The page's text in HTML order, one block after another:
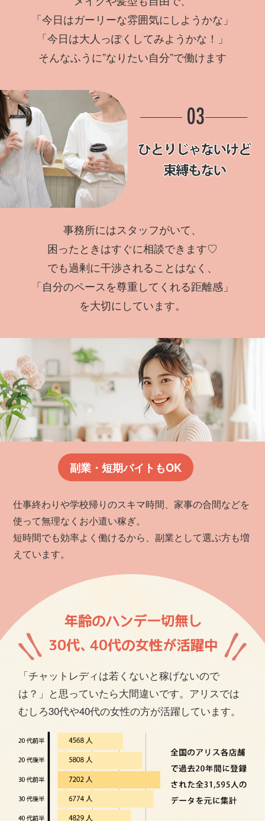
「今日はガーリーな雰囲気にしようかな」
「今日は大人っぽくしてみようかな！」
そんなふうに”なりたい自分”で働けます
事務所にはスタッフがいて、
困ったときはすぐに相談できます♡
でも過剰に干渉されることはなく、
「自分のペースを尊重してくれる距離感」
を大切にしています。
副業・短期バイトもOK
仕事終わりや学校帰りのスキマ時間、家事の合間などを
使って無理なくお小遣い稼ぎ。
短時間でも効率よく働けるから、副業として選ぶ方も増
えています。
「チャットレディは若くないと稼げないので
は？」と思っていたら大間違いです。アリスでは
むしろ30代や40代の女性の方が活躍しています。